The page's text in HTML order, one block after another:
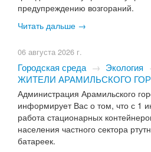
предупреждению возгораний.
Читать дальше →
06 августа 2026 г.
Городская среда → Экология
ЖИТЕЛИ АРАМИЛЬСКОГО
Администрация Арамильского
информирует Вас о том, что с 1
работа стационарных
населения частного сектора
батареек.